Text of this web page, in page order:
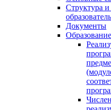
Структура
Документы
Образование